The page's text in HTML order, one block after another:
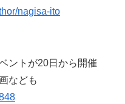
nagisa-ito
ントが20日から開催
なども